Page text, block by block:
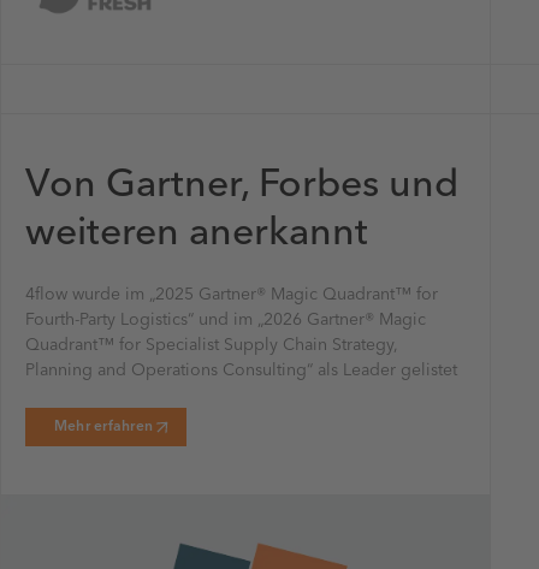
Von Gartner, Forbes und
weiteren anerkannt
4flow wurde im „2025 Gartner® Magic Quadrant™ for
Fourth-Party Logistics“ und im „2026 Gartner® Magic
Quadrant™ for Specialist Supply Chain Strategy,
Planning and Operations Consulting“ als Leader gelistet
Mehr erfahren